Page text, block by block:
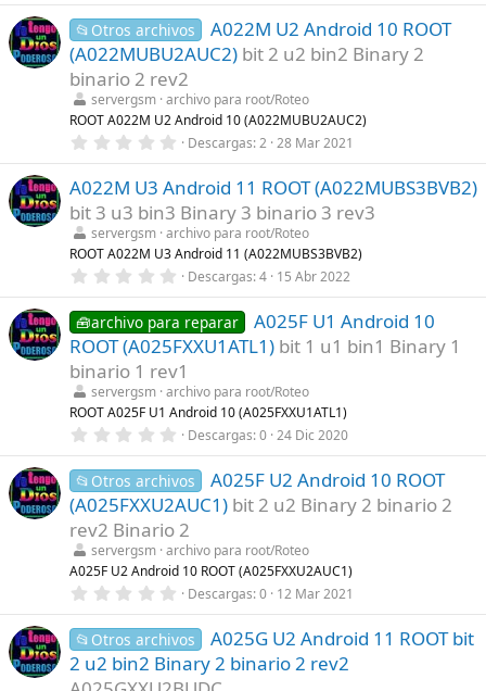
0
0
e
s
t
r
e
l
a
(
s
)
📂Otros archivos
A022M U2 Android 10 ROOT
(A022MUBU2AUC2) bit 2 u2 bin2 Binary 2
binario 2 rev2
servergsm archivo para root/Roteo
ROOT A022M U2 Android 10 (A022MUBU2AUC2)
0
0
0
e
s
t
r
e
l
a
(
s
)
Descargas 2 28 Mar 2021
A022M U3 Android 11 ROOT (A022MUBS3BVB2)
bit 3 u3 bin3 Binary 3 binario 3 rev3
servergsm archivo para root/Roteo
ROOT A022M U3 Android 11 (A022MUBS3BVB2)
0
0
0
e
s
t
r
e
l
a
(
s
)
Descargas 4 15 Abr 2022
🧰archivo para reparar
A025F U1 Android 10
ROOT (A025FXXU1ATL1) bit 1 u1 bin1 Binary 1
binario 1 rev1
servergsm archivo para root/Roteo
ROOT A025F U1 Android 10 (A025FXXU1ATL1)
0
0
0
e
s
t
r
e
l
a
(
s
)
Descargas 0 24 Dic 2020
📂Otros archivos
A025F U2 Android 10 ROOT
(A025FXXU2AUC1) bit 2 u2 Binary 2 binario 2
rev2 Binario 2
servergsm archivo para root/Roteo
A025F U2 Android 10 ROOT (A025FXXU2AUC1)
0
0
0
e
s
t
Descargas 0 12 Mar 2021
📂Otros archivos
A025G U2 Android 11 ROOT bit
2 u2 bin2 Binary 2 binario 2 rev2